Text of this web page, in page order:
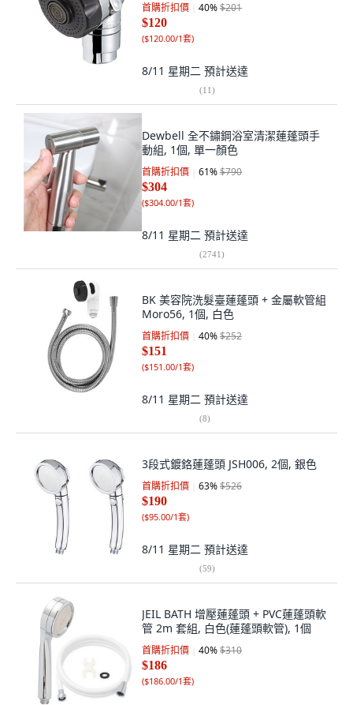
首購折扣價 40%$201
$120
($120.00/1套)
8/11 星期二 預計送達
(11)
Dewbell 全不鏽鋼浴室清潔蓮蓬頭手
動組, 1個, 單一顏色
首購折扣價 61%$790
$304
($304.00/1套)
8/11 星期二 預計送達
(2741)
BK 美容院洗髮臺蓮蓬頭 + 金屬軟管組
Moro56, 1個, 白色
首購折扣價 40%$252
$151
($151.00/1套)
8/11 星期二 預計送達
(8)
3段式鍍鉻蓮蓬頭 JSH006, 2個, 銀色
首購折扣價 63%$526
$190
($95.00/1套)
8/11 星期二 預計送達
(59)
JEIL BATH 增壓蓮蓬頭 + PVC蓮蓬頭軟
管 2m 套組, 白色(蓮蓬頭軟管), 1個
首購折扣價 40%$310
$186
($186.00/1套)